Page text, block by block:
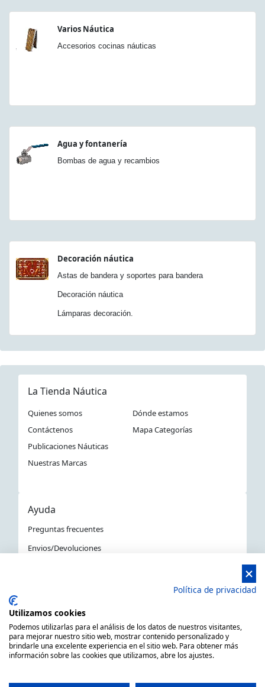
Varios Náutica
Accesorios cocinas náuticas
Agua y fontanería
Bombas de agua y recambios
Decoración náutica
Astas de bandera y soportes para bandera
Decoración náutica
Lámparas decoración.
La Tienda Náutica
Quienes somos
Dónde estamos
Contáctenos
Mapa Categorías
Publicaciones Náuticas
Nuestras Marcas
Ayuda
Preguntas frecuentes
Envios/Devoluciones
La Tienda Náutica en Barcelona
C/ Primer de Maig 6, 08980 Sant Feliu de Llobregat,
Política de privacidad
Utilizamos cookies
Podemos utilizarlas para el análisis de los datos de nuestros visitantes,
para mejorar nuestro sitio web, mostrar contenido personalizado y
brindarle una excelente experiencia en el sitio web. Para obtener más
información sobre las cookies que utilizamos, abre los ajustes.